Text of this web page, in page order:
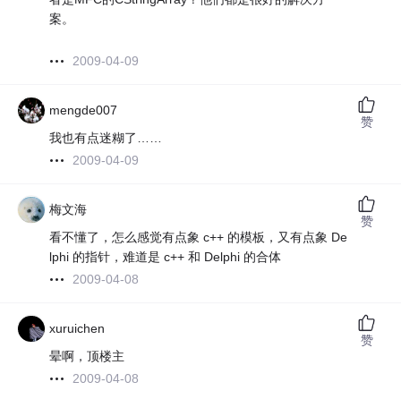
案。
2009-04-09
mengde007
我也有点迷糊了……
2009-04-09
赞
梅文海
看不懂了，怎么感觉有点象 c++ 的模板，又有点象 De
lphi 的指针，难道是 c++ 和 Delphi 的合体
2009-04-08
赞
xuruichen
晕啊，顶楼主
2009-04-08
赞